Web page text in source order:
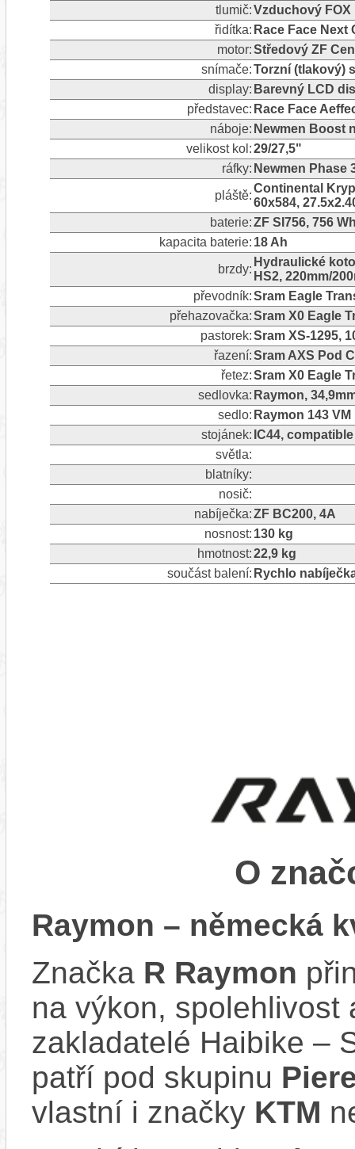
tlumič:Vzduchový FOX
řidítka: Race Face Next
motor:Středový ZF
snímače:Torzní (tlakový)
display: Barevný LCD
představec: Race Face
náboje: Newmen Boost
velikost kol:29/27,5"
ráfky: Newmen Phase
pláště:
Continental
60x584,
baterie:ZF SI756, 756
kapacita baterie: 18 Ah
brzdy:
Hydraulické
HS2, 220mm/
převodník:Sram Eagle
přehazovačka:Sram X0 Eagle
pastorek:Sram XS-1295,
řazení:Sram AXS Pod
řetez:Sram X0 Eagle
sedlovka: Raymon,
sedlo: Raymon 143 VM
stojánek: IC44, compatible
světla:
blatníky:
nosič:
nabíječka:ZF BC200, 4A
nosnost: 130 kg
hmotnost:22,9 kg
součást balení: Rychlo
O
Raymon – německá
Značka R Raymon
na výkon,
zakladatelé Haibike –
patří pod skupinu
vlastní i značky KTM